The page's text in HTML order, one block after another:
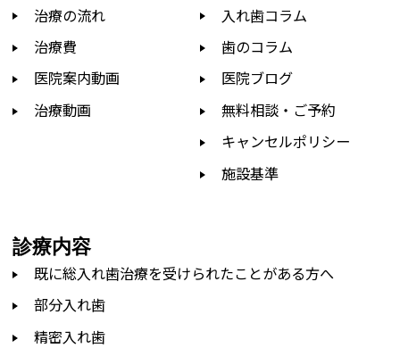
治療の流れ
治療費
医院案内動画
治療動画
入れ歯コラム
歯のコラム
医院ブログ
無料相談・ご予約
キャンセルポリシー
施設基準
診療内容
既に総入れ歯治療を受けられたことがある方へ
部分入れ歯
精密入れ歯